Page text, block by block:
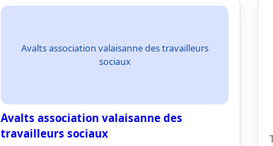
Avalts association valaisanne des travailleurs
sociaux
Avalts association valaisanne des
travailleurs sociaux